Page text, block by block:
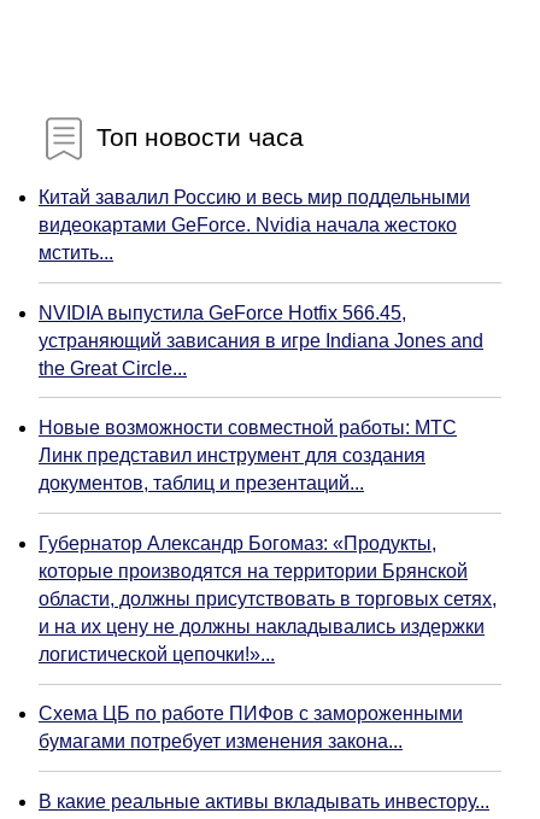
Топ новости часа
Китай завалил Россию и весь мир поддельными
видеокартами GeForce. Nvidia начала жестоко
мстить...
NVIDIA выпустила GeForce Hotfix 566.45,
устраняющий зависания в игре Indiana Jones and
the Great Circle...
Новые возможности совместной работы: МТС
Линк представил инструмент для создания
документов, таблиц и презентаций...
Губернатор Александр Богомаз: «Продукты,
которые производятся на территории Брянской
области, должны присутствовать в торговых сетях,
и на их цену не должны накладывались издержки
логистической цепочки!»...
Схема ЦБ по работе ПИФов с замороженными
бумагами потребует изменения закона...
В какие реальные активы вкладывать инвестору...